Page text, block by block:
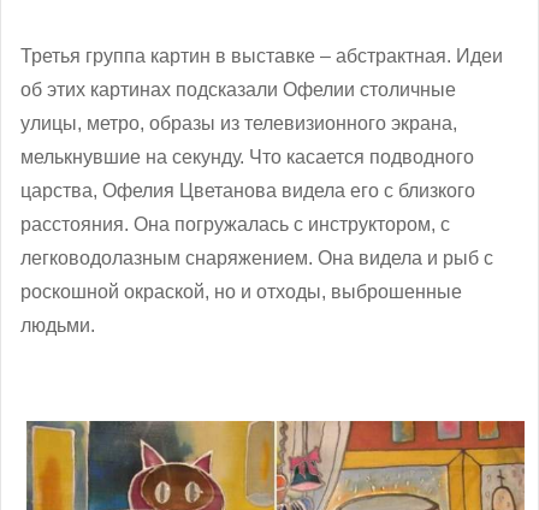
Третья группа картин в выставке – абстрактная. Идеи
об этих картинах подсказали Офелии столичные
улицы, метро, образы из телевизионного экрана,
мелькнувшие на секунду. Что касается подводного
царства, Офелия Цветанова видела его с близкого
расстояния. Она погружалась с инструктором, с
легководолазным снаряжением. Она видела и рыб с
роскошной окраской, но и отходы, выброшенные
людьми.